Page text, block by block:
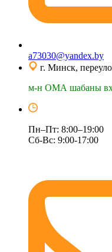
a73030@yandex.by
г. Минск,
м-н ОМА шабаны
Пн–Пт: 8:00–19:00
Сб-Вс: 9:00-17:00